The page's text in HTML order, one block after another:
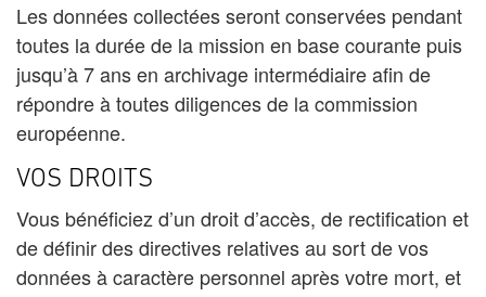
Les données collectées seront conservées pendant
toutes la durée de la mission en base courante puis
jusqu’à 7 ans en archivage intermédiaire afin de
répondre à toutes diligences de la commission
européenne.
VOS DROITS
Vous bénéficiez d’un droit d’accès, de rectification et
de définir des directives relatives au sort de vos
données à caractère personnel après votre mort, et